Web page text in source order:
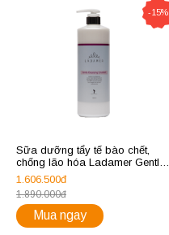
-15%
Sữa dưỡng tẩy tế bào chết,
chống lão hóa Ladamer Gentle
Cleansing Emulsion
1.606.500đ
1.890.000đ
Mua ngay